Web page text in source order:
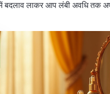
बदलाव लाकर आप लंबी अवधि तक